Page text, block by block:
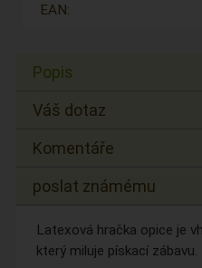
EAN:
Popis
Váš dotaz
Komentáře
poslat známému
Latexová hračka opice je
který miluje pískací zábavu.